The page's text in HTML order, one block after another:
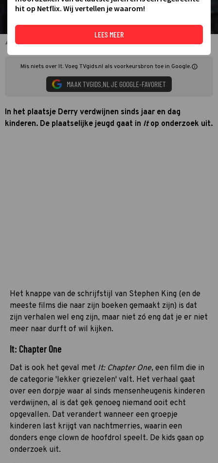
Pennywise in It
Mis niets over It. Voeg TVgids.nl als voorkeursbron toe in Google.
MAAK TVGIDS.NL JE GOOGLE-FAVORIET
In het plaatsje Derry verdwijnen sinds jaar en dag
kinderen. De plaatselijke jeugd gaat in Itop onderzoek uit.
Het knappe van de schrijfstijl van Stephen King (en de
meeste films die naar zijn boeken gemaakt zijn) is dat
zijn verhalen wel eng zijn, maar niet zó eng dat je er niet
meer naar durft of wil kijken.
It: Chapter One
Dat is ook het geval met It: Chapter One, een film die in
de categorie 'lekker griezelen' valt. Het verhaal gaat
over een dorpje waar al sinds mensenheugenis kinderen
verdwijnen, al is dat gek genoeg niemand ooit echt
opgevallen. Dat verandert wanneer een groepje
kinderen last krijgt van nachtmerries, waarin een
donders enge clown de hoofdrol speelt. De kids gaan op
onderzoek uit.
hit op Netflix. Wij vertellen je waarom!
LEES MEER